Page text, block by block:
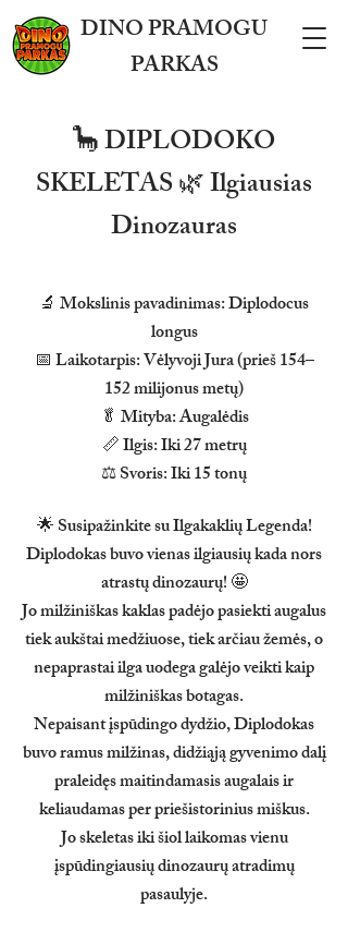
DINO PRAMOGU
PARKAS
🦕 DIPLODOKO
SKELETAS 🌿 Ilgiausias
Dinozauras
🔬 Mokslinis pavadinimas: Diplodocus
longus
📅 Laikotarpis: Vėlyvoji Jura (prieš 154–
152 milijonus metų)
🥬 Mityba: Augalėdis
📏 Ilgis: Iki 27 metrų
⚖️ Svoris: Iki 15 tonų
🌟 Susipažinkite su Ilgakaklių Legenda!
Diplodokas buvo vienas ilgiausių kada nors
atrastų dinozaurų! 🤩
Jo milžiniškas kaklas padėjo pasiekti augalus
tiek aukštai medžiuose, tiek arčiau žemės, o
nepaprastai ilga uodega galėjo veikti kaip
milžiniškas botagas.
Nepaisant įspūdingo dydžio, Diplodokas
buvo ramus milžinas, didžiąją gyvenimo dalį
praleidęs maitindamasis augalais ir
keliaudamas per priešistorinius miškus.
Jo skeletas iki šiol laikomas vienu
įspūdingiausių dinozaurų atradimų
pasaulyje.